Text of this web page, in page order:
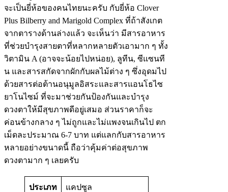
จะเป็นยี่ห้อของคนไทยนะครับ กับยี่ห้อ Clover
Plus Bilberry and Marigold Complex ที่ถ้าสังเกต
จากตารางด้านล่างแล้ว จะเห็นว่า มีสารอาหาร
ที่ช่วยบำรุงสายตาที่หลากหลายตัวเอามาก ๆ ทั้ง
วิตามิน A (อาจจะน้อยไปหน่อย), ลูทีน, ซีแซนที
น และสารสกัดจากผักกับผลไม้ต่าง ๆ ซึ่งอุดมไป
ด้วยสารต่อต้านอนุมูลอิสระและสารแอนโธไซ
ยาโนไซม์ ที่จะมาช่วยกันป้องกันและบำรุง
ดวงตาให้มีสุขภาพดีอยู่เสมอ ส่วนราคาก็จะ
ค่อนข้างกลาง ๆ ไม่ถูกและไม่แพงจนเกินไป ตก
เม็ดละประมาณ 6-7 บาท แต่แลกกับสารอาหาร
หลายอย่างขนาดนี้ ถือว่าคุ้มค่าต่อสุขภาพ
ดวงตามาก ๆ เลยครับ
ประเภท แคปซูล